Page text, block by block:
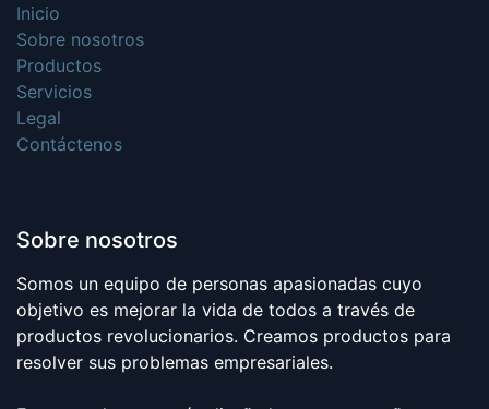
Inicio
Sobre nosotros
Productos
Servicios
Legal
Contáctenos
Sobre nosotros
Somos un equipo de personas apasionadas cuyo
objetivo es mejorar la vida de todos a través de
productos revolucionarios. Creamos productos para
resolver sus problemas empresariales.